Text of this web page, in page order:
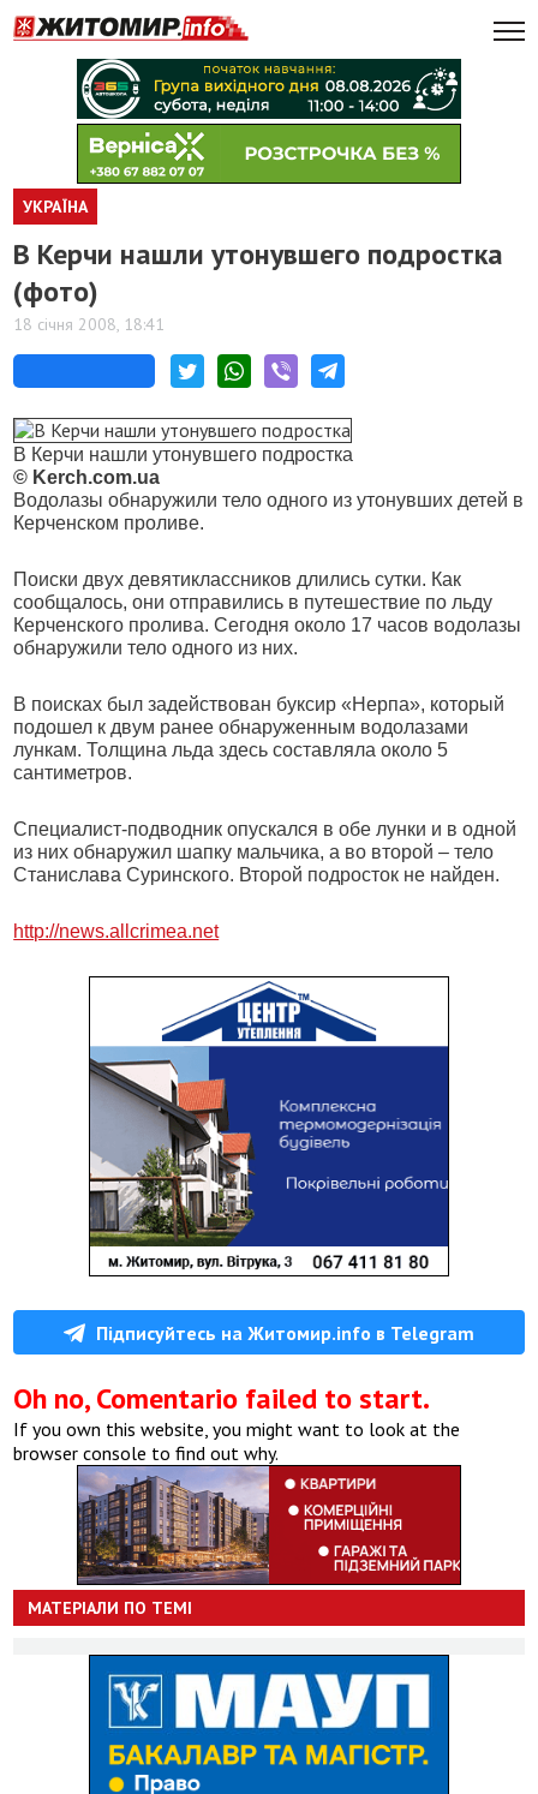
УКРАЇНА
В Керчи нашли утонувшего подростка
(фото)
18 січня 2008, 18:41
В Керчи нашли утонувшего подростка
© Kerch.com.ua
Водолазы обнаружили тело одного из утонувших детей в
Керченском проливе.
Поиски двух девятиклассников длились сутки. Как
сообщалось, они отправились в путешествие по льду
Керченского пролива. Сегодня около 17 часов водолазы
обнаружили тело одного из них.
В поисках был задействован буксир «Нерпа», который
подошел к двум ранее обнаруженным водолазами
лункам. Толщина льда здесь составляла около 5
сантиметров.
Специалист-подводник опускался в обе лунки и в одной
из них обнаружил шапку мальчика, а во второй – тело
Станислава Суринского. Второй подросток не найден.
http://news.allcrimea.net
Підписуйтесь на Житомир.info в Telegram
Oh no, Comentario failed to start.
If you own this website, you might want to look at the
browser console to find out why.
МАТЕРІАЛИ ПО ТЕМІ